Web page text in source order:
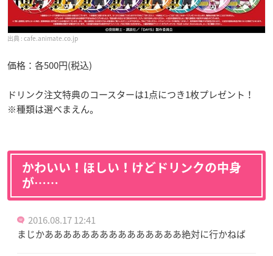
cafe.animate.co.jp
価格：各500円(税込)
ドリンク注文特典のコースターは1点につき1枚プレゼント！
※種類は選べまえん。
かわいい！ほしい！けどドリンクの中身
が……
2016.08.17 12:41
まじかあああああああああああああああ絶対に行かねば